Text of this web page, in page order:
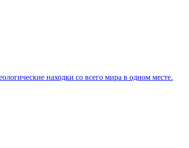
находки со всего мира в одном месте.